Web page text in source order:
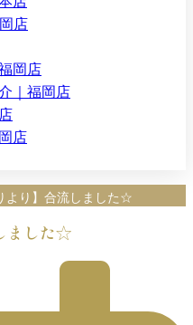
店
岡店
｜福岡店
店
より】合流しました☆
ました☆